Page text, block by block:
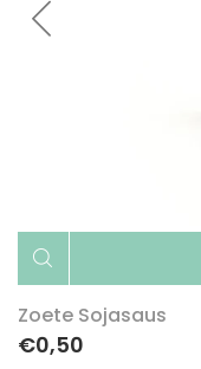
Zoete Sojasaus
€0,50